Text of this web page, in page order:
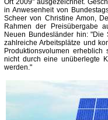
Ort 2009" ausgezeichnet.
in Anwesenheit von
Scheer von Christine Amon,
Rahmen der Preisübergabe
Neuen Bundesländer hin:
zahlreiche Arbeitsplätze und
Produktionsvolumen
nicht durch eine unüberlegte
werden."